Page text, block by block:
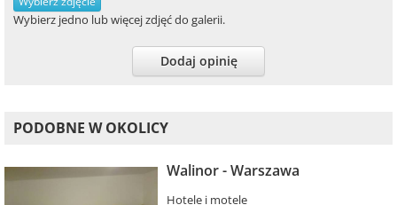
Wybierz jedno lub więcej zdjęć do galerii.
Dodaj opinię
PODOBNE W OKOLICY
Walinor - Warszawa
Hotele i motele